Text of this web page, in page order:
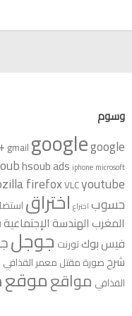
وسوم
gmailgooglegoogle
hsoub ads iphone microsoft
firefoxVLCyoutube
حسوب اختراع اختراق
المغربالهندسة الإجتماعية
فيس بوكتورنت جوجل
شرحصورة مقتل معمر القذافي
القذافي مواقعموقع